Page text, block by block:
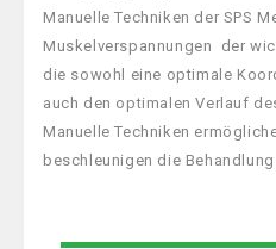
Manuelle Techniken der SPS
Muskelverspannungen der
die sowohl eine optimale
auch den optimalen Verlauf
Manuelle Techniken
beschleunigen die Behandlung.